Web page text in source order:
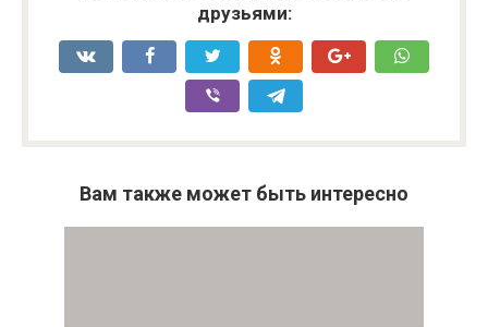
друзьями:
Вам также может быть интересно